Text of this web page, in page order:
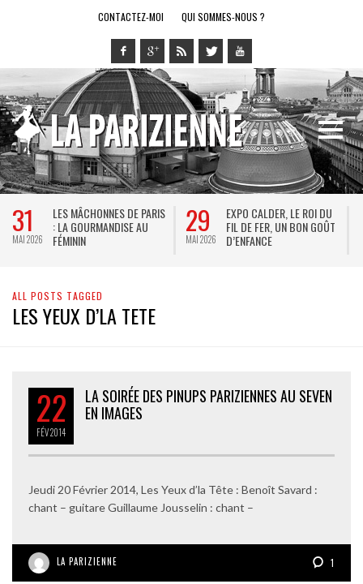
CONTACTEZ-MOI QUI SOMMES-NOUS ?
31
MAI 2026
LES MÂCHONNES DE PARIS
: LA GOURMANDISE AU
FÉMININ
29
MAI 2026
EXPO CALDER, LE ROI DU
FIL DE FER, UN BON GOÛT
D’ENFANCE
ALL POSTS TAGGED
LES YEUX D’LA TETE
22
FÉV2014
LA SOIRÉE DES PINUPS PARIZIENNES AU SEVEN
EN IMAGES
Jeudi 20 Février 2014, Les Yeux d’la Tête : Benoît Savard :
chant – guitare Guillaume Jousselin : chant –
LA PARIZIENNE 1